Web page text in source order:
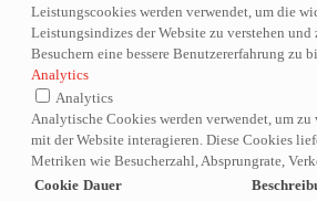
Leistungscookies werden verwendet, um die
Leistungsindizes der Website zu verstehen und
Besuchern eine bessere Benutzererfahrung zu
Analytics
Analytics
Analytische Cookies werden verwendet, um zu
mit der Website interagieren. Diese Cookies
Metriken wie Besucherzahl, Absprungrate,
Cookie Dauer